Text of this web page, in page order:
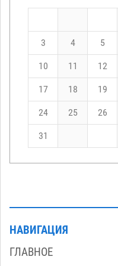
3 4 5
10 11 12
17 18 19
24 25 26
31
НАВИГАЦИЯ
ГЛАВНОЕ